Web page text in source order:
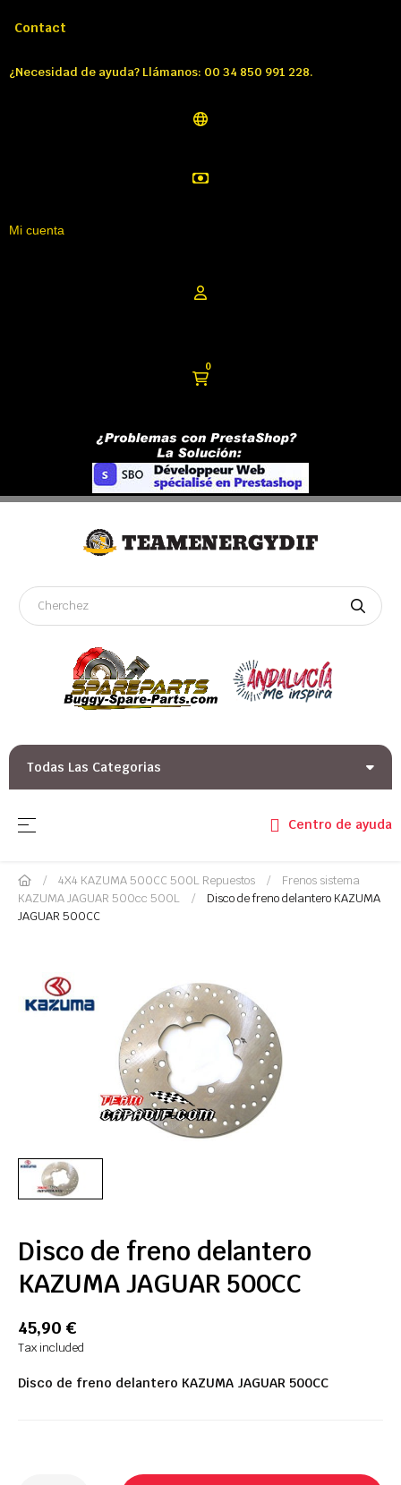
Contact
¿Necesidad de ayuda? Llámanos: 00 34 850 991 228.
Mi cuenta
0
Todas Las Categorias
Navegación de palanca
☰ Centro de ayuda
4X4 KAZUMA 500CC 500L Repuestos
Frenos sistema
KAZUMA JAGUAR 500cc 500L
Disco de freno delantero KAZUMA
JAGUAR 500CC
Disco de freno delantero
KAZUMA JAGUAR 500CC
45,90 €
Tax included
Disco de freno delantero KAZUMA JAGUAR 500CC